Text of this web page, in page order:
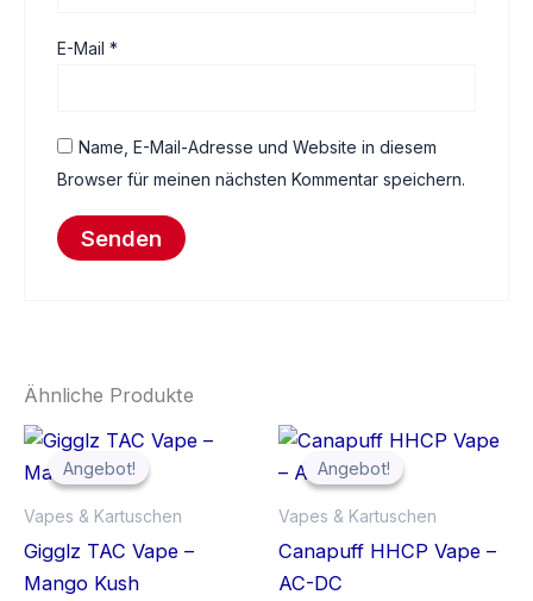
E-Mail*
Name, E-Mail-Adresse und Website in diesem
Browser für meinen nächsten Kommentar speichern.
Ähnliche Produkte
Angebot!
Angebot!
Vapes & Kartuschen
Gigglz TAC Vape –
Mango Kush
Ursprünglicher
Preis
war:
Aktueller
Preis
Angebot!
Angebot!
Vapes & Kartuschen
Canapuff HHCP Vape –
AC-DC
Ursprünglicher
Preis
war:
Aktueller
ist: